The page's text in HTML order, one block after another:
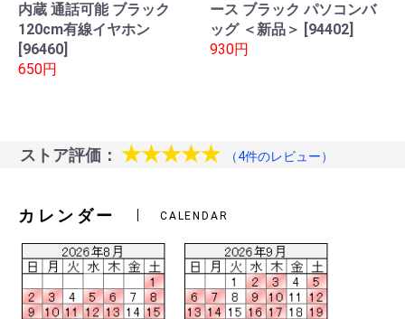
内蔵 通話可能 ブラック
120cm有線イヤホン
[96460]
650円
ース ブラック パソコンバ
ッグ ＜新品＞ [94402]
930円
ストア評価： ★★★★★ （4件のレビュー）
カレンダー CALENDAR